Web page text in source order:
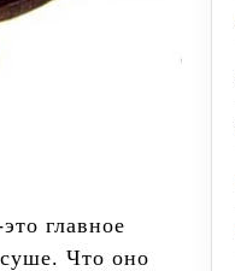
главное
суше. Что оно